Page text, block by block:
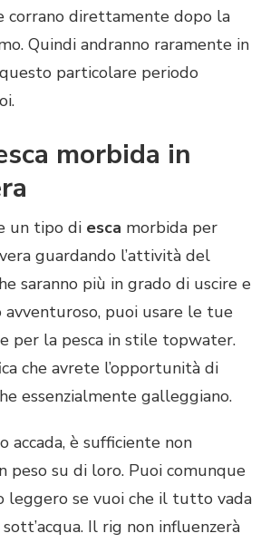
corrano direttamente dopo la
Quindi andranno raramente in
particolare periodo
morbida in
un tipo di esca morbida per
guardando l’attività del
saranno più in grado di uscire e
avventuroso, puoi usare le tue
per la pesca in stile topwater.
che avrete l’opportunità di
essenzialmente galleggiano.
accada, è sufficiente non
peso su di loro. Puoi comunque
leggero se vuoi che il tutto vada
Il rig non influenzerà